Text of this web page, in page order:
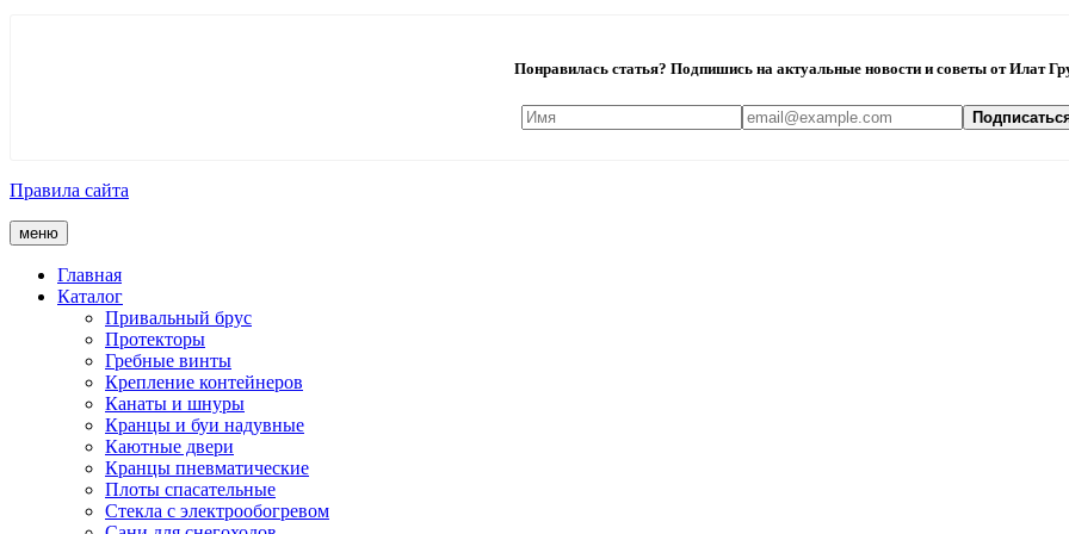
Понравилась статья? Подпишись на актуальные новости и советы от Илат
Правила сайта
меню
Главная
Каталог
Привальный брус
Протекторы
Гребные винты
Крепление контейнеров
Канаты и шнуры
Кранцы и буи надувные
Каютные двери
Кранцы пневматические
Плоты спасательные
Стекла с электрообогревом